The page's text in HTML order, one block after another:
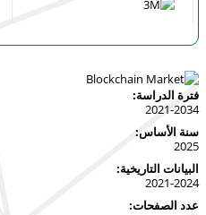
فترة الدراسة:
2021-2034
سنة الأساس:
2025
البيانات التاريخية:
2021-2024
عدد الصفحات: